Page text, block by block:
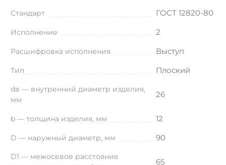
Стандарт ГОСТ 12820-80
Исполнение 2
Расшифровка исполнения Выступ
Тип Плоский
dв — внутренний диаметр изделия,
мм
26
b — толщина изделия, мм 12
D — наружный диаметр, мм 90
D1 — межосевое расстояние
65